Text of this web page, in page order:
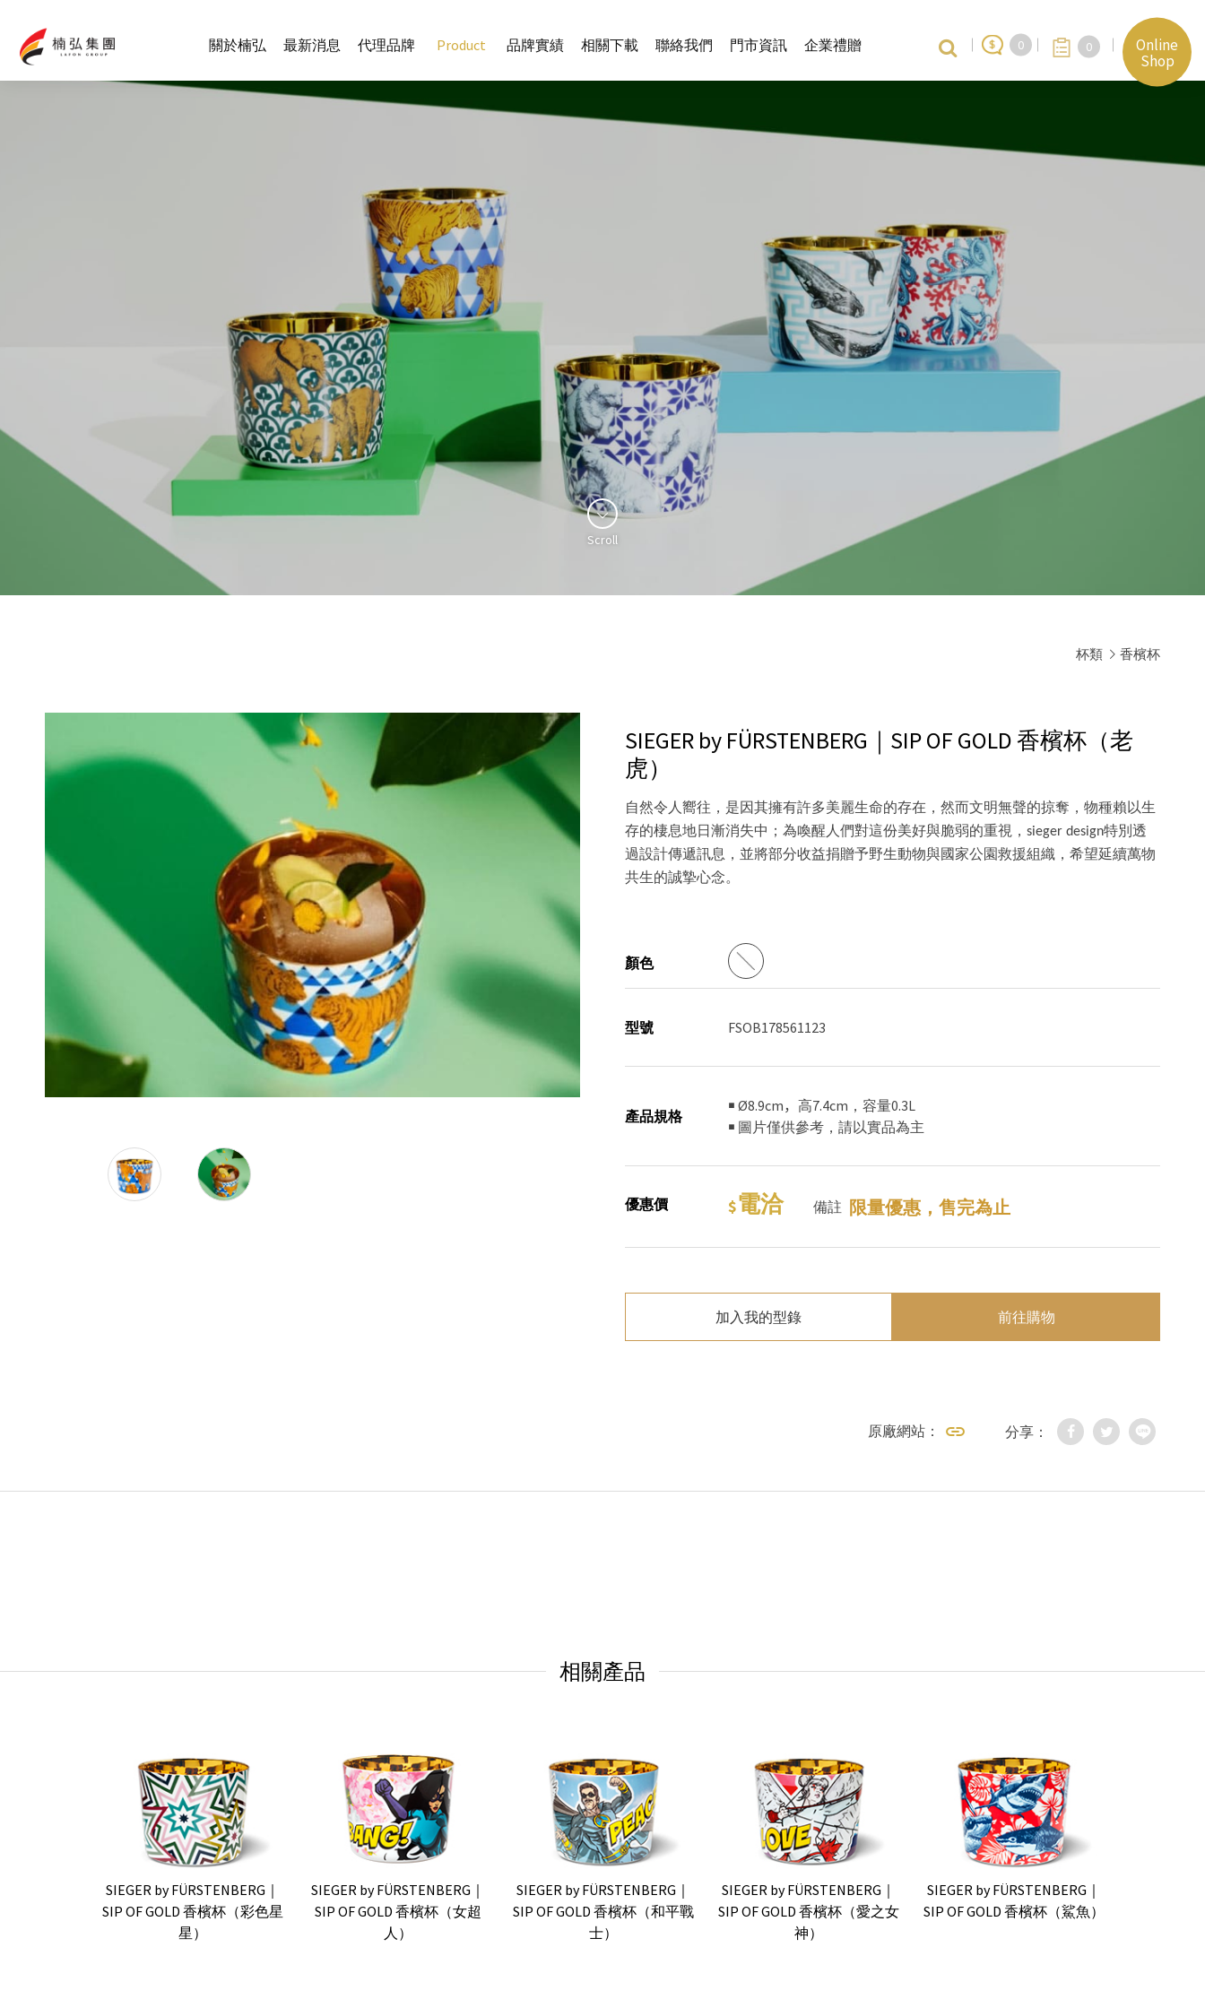
關於楠弘 最新消息 代理品牌 Product 品牌實績 相關下載 聯絡我們 門市資訊 企業禮贈 0 0
Online
Shop
Scroll
杯類 香檳杯
SIEGER by FÜRSTENBERG｜SIP OF GOLD 香檳杯（老
虎）
自然令人嚮往，是因其擁有許多美麗生命的存在，然而文明無聲的掠奪，物種賴以生
存的棲息地日漸消失中；為喚醒人們對這份美好與脆弱的重視，sieger design特別透
過設計傳遞訊息，並將部分收益捐贈予野生動物與國家公園救援組織，希望延續萬物
共生的誠摯心念。
顏色
型號 FSOB178561123
產品規格
￭ Ø8.9cm，高7.4cm，容量0.3L
￭ 圖片僅供參考，請以實品為主
優惠價 電洽 備註 限量優惠，售完為止
加入我的型錄 前往購物
原廠網站： 分享：
相關產品
SIEGER by FÜRSTENBERG｜
SIP OF GOLD 香檳杯（彩色星
星）
SIEGER by FÜRSTENBERG｜
SIP OF GOLD 香檳杯（女超
人）
SIEGER by FÜRSTENBERG｜
SIP OF GOLD 香檳杯（和平戰
士）
SIEGER by FÜRSTENBERG｜
SIP OF GOLD 香檳杯（愛之女
神）
SIEGER by FÜRSTENBERG｜
SIP OF GOLD 香檳杯（鯊魚）